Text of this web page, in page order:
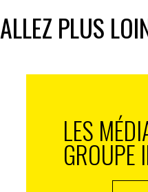
ALLEZ PLUS
LES
GROUPE